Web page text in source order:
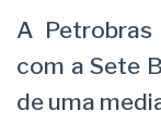
A
com a Sete
de uma